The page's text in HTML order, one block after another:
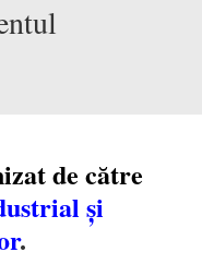
de către
și
.